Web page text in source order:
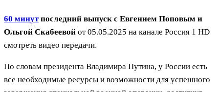
60 минутпоследний выпуск с Евгением Поповым и
Ольгой Скабеевой от 05.05.2025 на канале Россия 1 HD
смотреть видео передачи.
По словам президента Владимира Путина, у России есть
все необходимые ресурсы и возможности для успешного